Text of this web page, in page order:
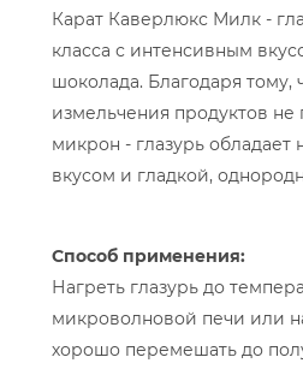
Карат Каверлюкс Милк -
класса с интенсивным
шоколада. Благодаря тому,
измельчения продуктов
микрон - глазурь
вкусом и гладкой,
Способ применения:
Нагреть глазурь до
микроволновой печи или
хорошо перемешать до